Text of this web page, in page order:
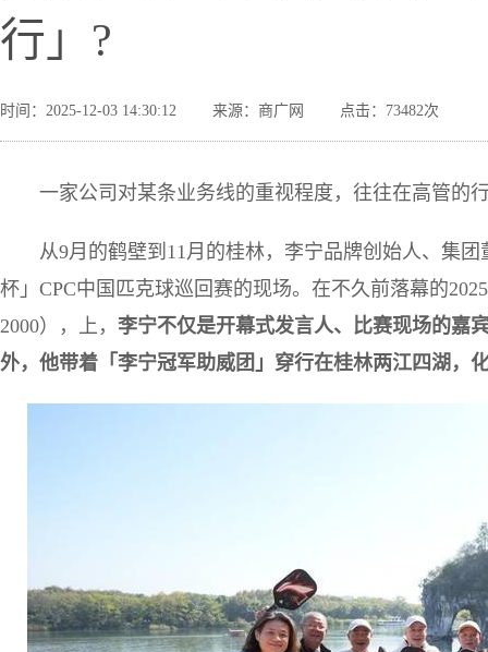
行」?
时间：2025-12-03 14:30:12 来源：商广网 点击：73482次
一家公司对某条业务线的重视程度，往往在高管的
从9月的鹤壁到11月的桂林，李宁品牌创始人、集
杯」CPC中国匹克球巡回赛的现场。在不久前落幕的
2000），上， 李宁不仅是开幕式发言人、比赛现场的嘉
外，他带着「李宁冠军助威团」穿行在桂林两江四湖，